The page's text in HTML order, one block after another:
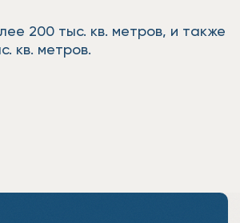
200 тыс. кв. метров, и также
кв. метров.